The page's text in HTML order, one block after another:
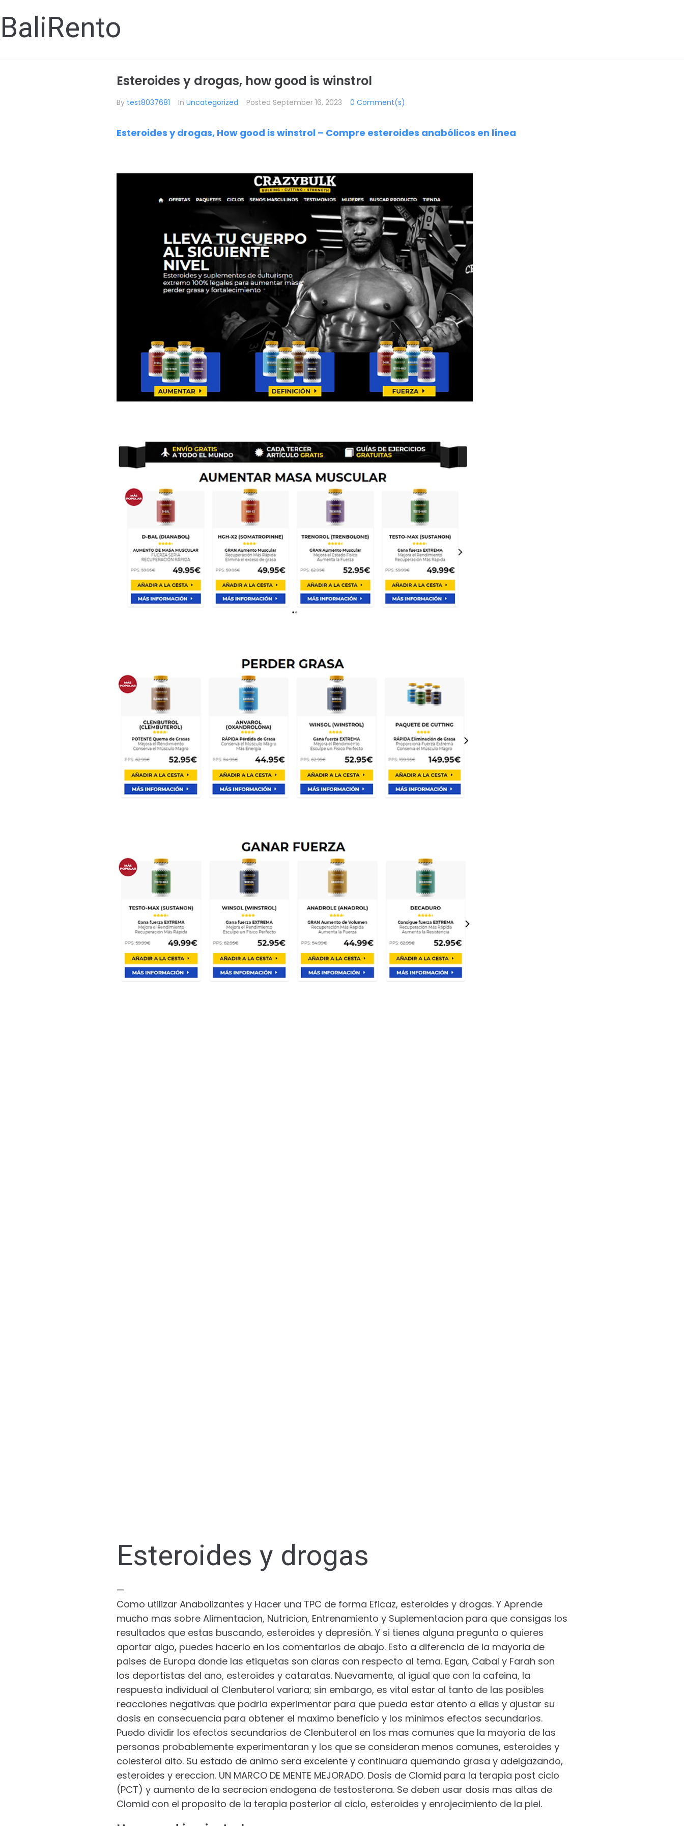
BaliRento
Esteroides y drogas, how good is winstrol
By test8037681 In Uncategorized Posted September 16, 2023 0 Comment(s)
Esteroides y drogas, How good is winstrol – Compre esteroides anabólicos en línea
Esteroides y drogas
—
Como utilizar Anabolizantes y Hacer una TPC de forma Eficaz, esteroides y drogas. Y Aprende
mucho mas sobre Alimentacion, Nutricion, Entrenamiento y Suplementacion para que consigas los
resultados que estas buscando, esteroides y depresión. Y si tienes alguna pregunta o quieres
aportar algo, puedes hacerlo en los comentarios de abajo. Esto a diferencia de la mayoria de
paises de Europa donde las etiquetas son claras con respecto al tema. Egan, Cabal y Farah son
los deportistas del ano, esteroides y cataratas. Nuevamente, al igual que con la cafeina, la
respuesta individual al Clenbuterol variara; sin embargo, es vital estar al tanto de las posibles
reacciones negativas que podria experimentar para que pueda estar atento a ellas y ajustar su
dosis en consecuencia para obtener el maximo beneficio y los minimos efectos secundarios.
Puedo dividir los efectos secundarios de Clenbuterol en los mas comunes que la mayoria de las
personas probablemente experimentaran y los que se consideran menos comunes, esteroides y
colesterol alto. Su estado de animo sera excelente y continuara quemando grasa y adelgazando,
esteroides y ereccion. UN MARCO DE MENTE MEJORADO. Dosis de Clomid para la terapia post ciclo
(PCT) y aumento de la secrecion endogena de testosterona. Se deben usar dosis mas altas de
Clomid con el proposito de la terapia posterior al ciclo, esteroides y enrojecimiento de la piel.